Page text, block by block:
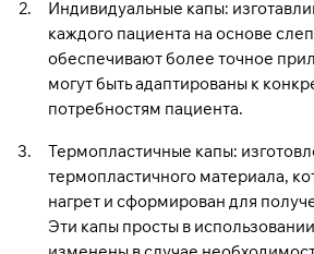
Индивидуальные капы:
каждого пациента на основе
обеспечивают более точное
могут быть адаптированы к
потребностям пациента.
Термопластичные капы:
термопластичного материала,
нагрет и сформирован для
Эти капы просты в